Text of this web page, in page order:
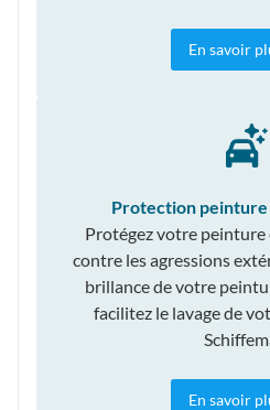
En savoir
Protection peinture
Protégez votre
contre les agressions
brillance de votre
facilitez le lavage de
En savoir